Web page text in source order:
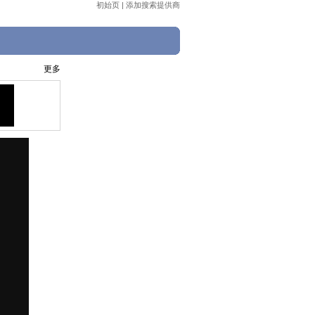
初始页 | 添加搜索提供商
更多